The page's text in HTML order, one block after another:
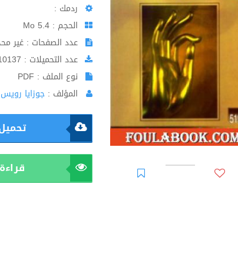
ردمك :
الحجم : 5.4 Mo
عدد الصفحات : غير
عدد التحميلات : 10137
نوع الملف : PDF
المؤلف : جوزايا رويس
قراءة